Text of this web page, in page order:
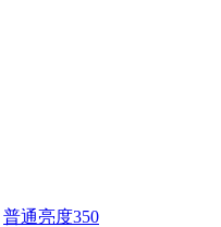
普通亮度350